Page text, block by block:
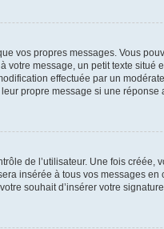
vos propres messages. Vous
message, un petit texte situé
effectuée par un
propre message si une réponse
de l’utilisateur. Une fois créée,
insérée à tous vos messages
souhait d’insérer votre signature.